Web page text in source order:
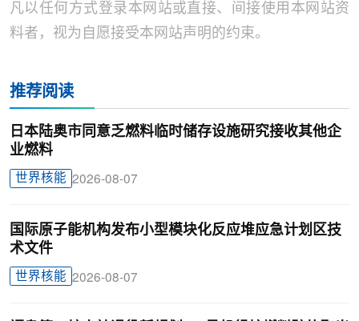
凡以任何方式登录本网站或直接、间接使用本网站资
料者，视为自愿接受本网站声明的约束。
推荐阅读
日本陆奥市同意乏燃料临时储存设施研究接收其他企
业燃料
世界核能 2026-08-07
国际原子能机构发布小型模块化反应堆应急计划区技
术文件
世界核能 2026-08-07